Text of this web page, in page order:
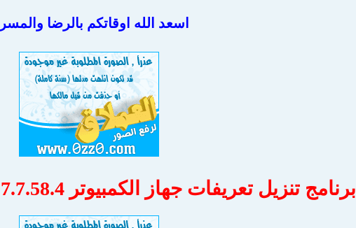
اسعد الله اوقاتكم بالرضا
برنامج تنزيل تعريفات جهاز الكمبيوتر DriverPack Solution 17.7.58.4